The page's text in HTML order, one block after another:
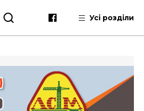
Усі розділи